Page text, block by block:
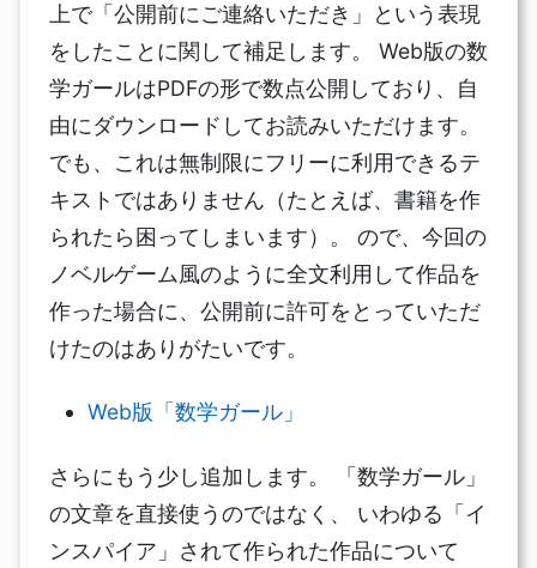
上で「公開前にご連絡いただき」という表現
をしたことに関して補足します。 Web版の数
学ガールはPDFの形で数点公開しており、自
由にダウンロードしてお読みいただけます。
でも、これは無制限にフリーに利用できるテ
キストではありません（たとえば、書籍を作
られたら困ってしまいます）。 ので、今回の
ノベルゲーム風のように全文利用して作品を
作った場合に、公開前に許可をとっていただ
けたのはありがたいです。
Web版「数学ガール」
さらにもう少し追加します。 「数学ガール」
の文章を直接使うのではなく、 いわゆる「イ
ンスパイア」されて作られた作品について